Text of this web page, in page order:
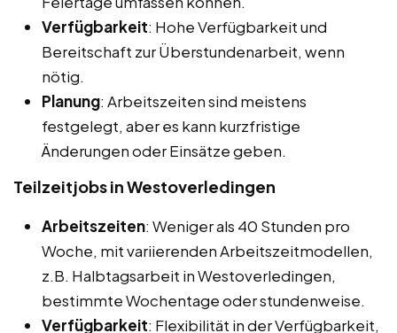
Verfügbarkeit: Hohe Verfügbarkeit und
Bereitschaft zur Überstundenarbeit, wenn
nötig.
Planung: Arbeitszeiten sind meistens
festgelegt, aber es kann kurzfristige
Änderungen oder Einsätze geben.
Teilzeitjobs in Westoverledingen
Arbeitszeiten: Weniger als 40 Stunden pro
Woche, mit variierenden Arbeitszeitmodellen,
z.B. Halbtagsarbeit in Westoverledingen,
bestimmte Wochentage oder stundenweise.
Verfügbarkeit: Flexibilität in der Verfügbarkeit,